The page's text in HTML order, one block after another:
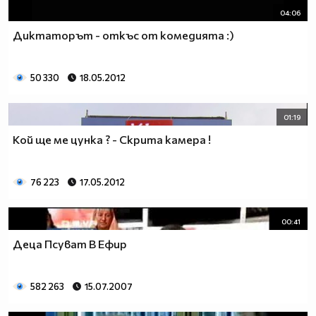
04:06
Диктаторът - откъс от комедията :)
50 330 18.05.2012
01:19
Кой ще ме цунка ? - Скрита камера !
76 223 17.05.2012
00:41
Деца Псуват В Ефир
582 263 15.07.2007